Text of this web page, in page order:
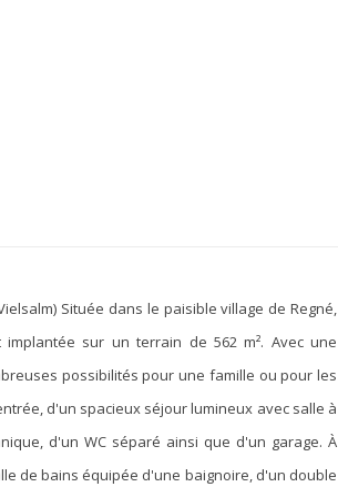
Située dans le paisible village de Regné,
sur un terrain de 562 m². Avec une
possibilités pour une famille ou pour les
d'un spacieux séjour lumineux avec salle à
d'un WC séparé ainsi que d'un garage. À
de bains équipée d'une baignoire, d'un double